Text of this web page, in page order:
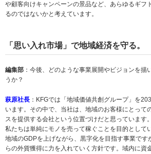
や顧客向けキャンペーンの景品など、あらゆるギフ
るのではないかと考えています。
「思い入れ市場」で地域経済を守る。
編集部 ：今後、どのような事業展開やビジョンを描
うか？
萩原社長 ：KFGでは「地域価値共創グループ」を
います。その中で、当社は、地域のお客様にとって
スを提供する会社という位置づけだと思っています
私たちは単純にモノを売って稼ぐことを目的として
地域のGDPを上げながら、黒字化を目指す事業です
らの外貨獲得に力を入れていく方針です。域内に資